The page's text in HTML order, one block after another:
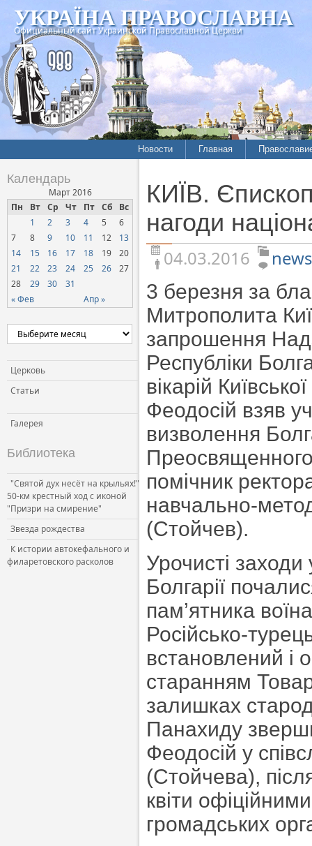
УКРАЇНА ПРАВОСЛАВНА
Официальный сайт Украинской Православной Церкви
Новости
Межконфессиональные
отношения
Нарушения прав
верующих
Официальная хроника
СОЦИАЛЬНОЕ
СЛУЖЕНИЕ
Церковь и власть
Церковь и общество
Церковь и СМИ
Главная
История
Хроники
Календарь
Март 2016
Пн
Вт Ср Чт Пт Сб Вс
« Фев Апр »
1 2 3 4 5
6
7
8 9 10 11 12
13
14
15 16 17 18 19
20
21
22 23 24 25 26
27
28
29 30 31
Церковь
Статьи
Галерея
Библиотека
"Святой дух несёт на крыльях!"
50-км крестный ход с иконой
"Призри на смирение"
Звезда рождества
К истории автокефального и
филаретовского расколов
КИЇВ.
нагоди
04.03.2016
news
3 березня за
Митрополита
запрошення
Республіки
вікарій
Феодосій взяв
визволення
помічник
навчально-
(Стойчев).
Урочисті заходи
Болгарії
пам’ятника
Російсько-
встановлений і
старанням
залишках
Панахиду
Феодосій у
(Стойчева),
квіти
громадських